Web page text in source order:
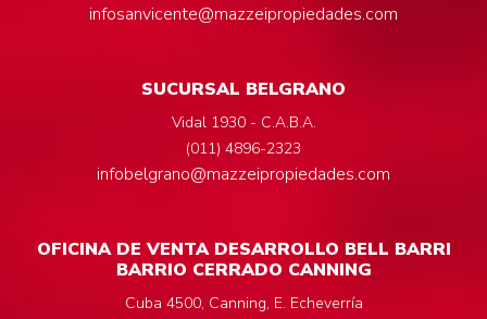
infosanvicente@mazzeipropiedades.com
SUCURSAL BELGRANO
Vidal 1930 - C.A.B.A.
(011) 4896-2323
infobelgrano@mazzeipropiedades.com
OFICINA DE VENTA DESARROLLO BELL BARRI
BARRIO CERRADO CANNING
Cuba 4500, Canning, E. Echeverría